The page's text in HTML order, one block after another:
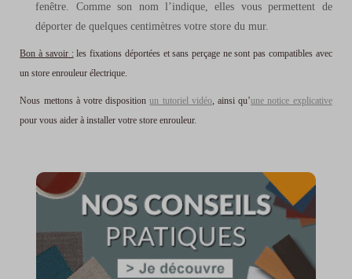
fenêtre. Comme son nom l’indique, elles vous permettent de
déporter de quelques centimètres votre store du mur.
Bon à savoir :les fixations déportées et sans perçage ne sont pas compatibles avec
un store enrouleur électrique.
Nous mettons à votre dispositionun tutoriel vidéo, ainsi qu’une notice explicative
pour vous aider à installer votre store enrouleur.